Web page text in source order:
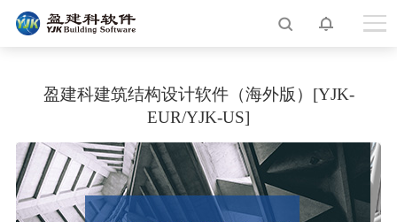
盈建科建筑结构设计软件（海外版）[YJK-
EUR/YJK-US]